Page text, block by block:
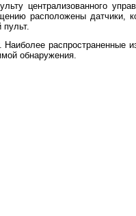
централизованного
расположены датчики,
пульт.
распространенные
обнаружения.